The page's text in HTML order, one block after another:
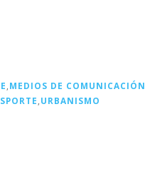
,MEDIOS DE COMUNICACIÓN
,URBANISMO